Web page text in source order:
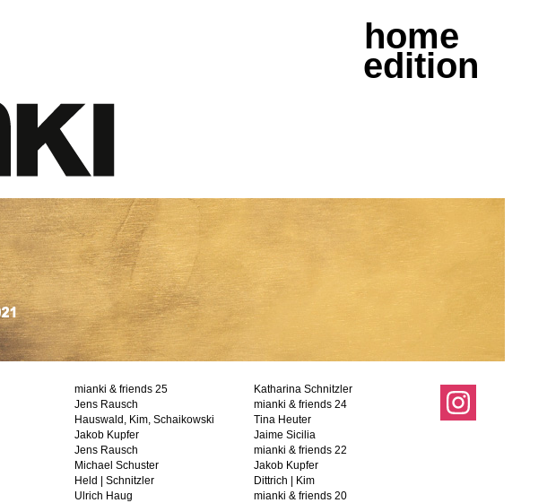
home
edition
mianki & friends 25
Katharina Schnitzler
Jens Rausch
mianki & friends 24
Hauswald, Kim, Schaikowski
Tina Heuter
Jakob Kupfer
Jaime Sicilia
Jens Rausch
mianki & friends 22
Michael Schuster
Jakob Kupfer
Held | Schnitzler
Dittrich | Kim
Ulrich Haug
mianki & friends 20